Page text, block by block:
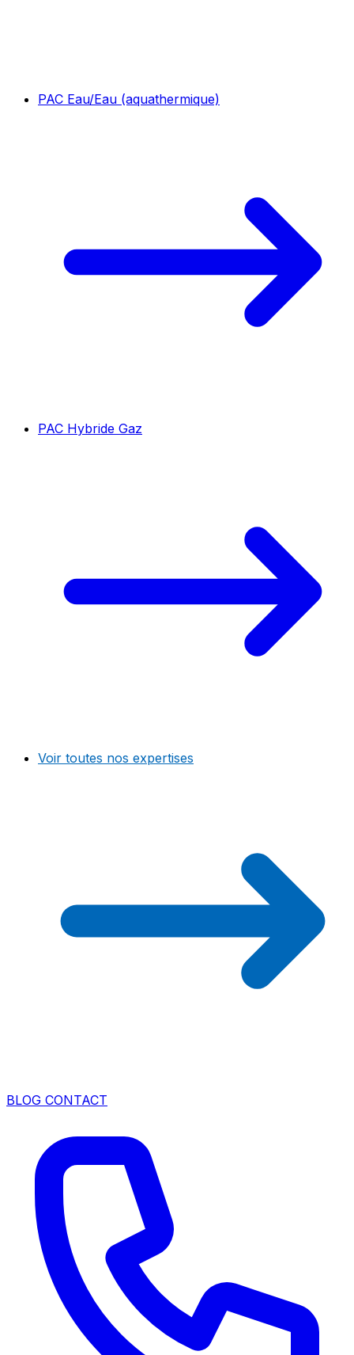
PAC Eau/Eau (aquathermique)
PAC Hybride Gaz
Voir toutes nos expertises
BLOG CONTACT